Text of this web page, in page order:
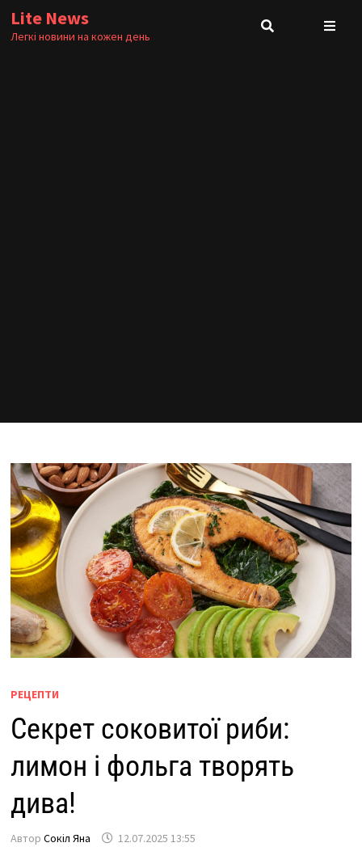
Skip
to
Lite News
Легкі новини на кожен день
РЕЦЕПТИ
Секрет соковитої риби:
лимон і фольга творять
дива!
Автор Сокіл Яна 12.07.2025 13:55